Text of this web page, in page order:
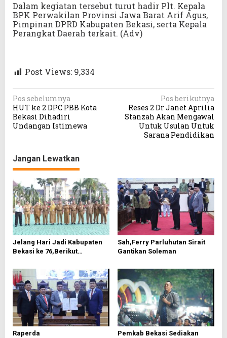
Dalam kegiatan tersebut turut hadir Plt. Kepala
BPK Perwakilan Provinsi Jawa Barat Arif Agus,
Pimpinan DPRD Kabupaten Bekasi, serta Kepala
Perangkat Daerah terkait. (Adv)
Post Views: 9,334
N
a
v
g
a
s
i
p
o
s
Pos sebelumnya
HUT ke 2 DPC PBB Kota
Bekasi Dihadiri
Undangan Istimewa
Pos berikutnya
Reses 2 Dr Janet Aprilia
Stanzah Akan Mengawal
Untuk Usulan Untuk
Sarana Pendidikan
Jangan Lewatkan
Jelang Hari Jadi Kabupaten
Bekasi ke 76,Berikut
Sah,Ferry Parluhutan Sirait
Gantikan Soleman
Raperda
Pemkab Bekasi Sediakan